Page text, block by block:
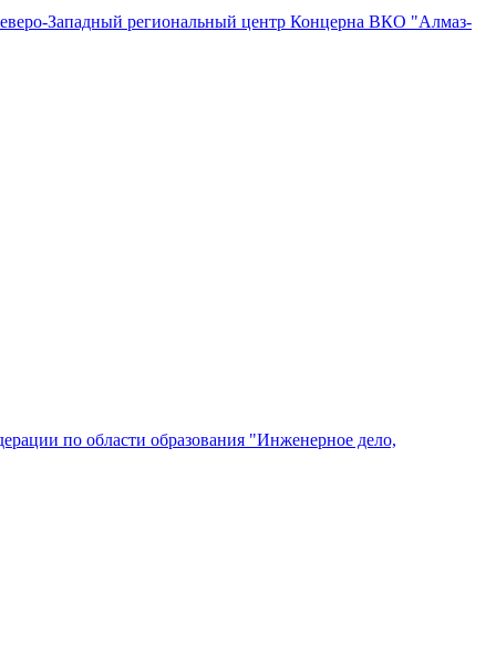
Западный региональный центр Концерна ВКО "Алмаз-
по области образования "Инженерное дело,